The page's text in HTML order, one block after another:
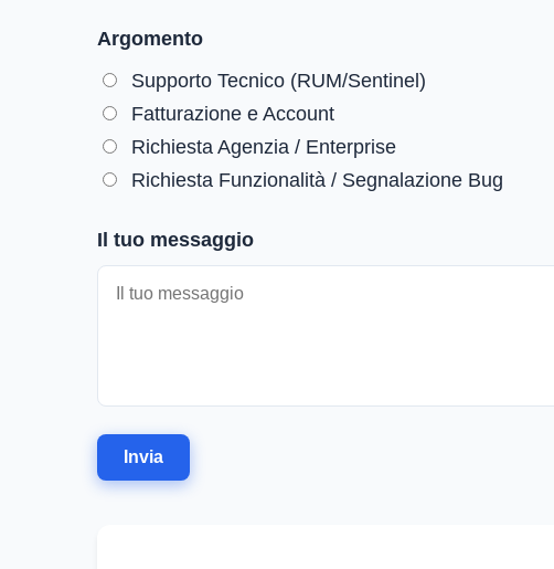
Argomento
Supporto Tecnico (RUM/Sentinel)
Fatturazione e Account
Richiesta Agenzia / Enterprise
Richiesta Funzionalità / Segnalazione Bug
Il tuo messaggio
Invia